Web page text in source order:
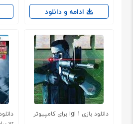
ادامه و دانلود
دانلود بازی igi 1 برای کامپیوتر